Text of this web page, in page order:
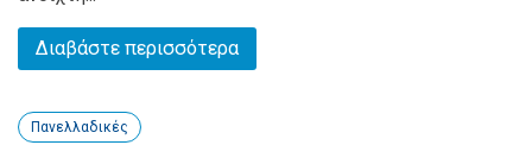
Διαβάστε περισσότερα
Πανελλαδικές